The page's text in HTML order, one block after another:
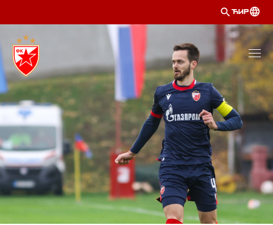
ЋИР